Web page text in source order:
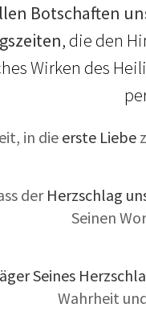
Botschaften
, die den
Wirken des
in die erste Liebe
der Herzschlag
Seinen
Seines
Wahrheit